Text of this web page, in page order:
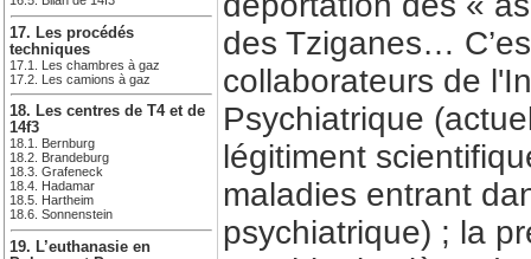
17. Les procédés
techniques
17.1. Les chambres à gaz
17.2. Les camions à gaz
18. Les centres de T4 et de
14f3
18.1. Bernburg
18.2. Brandeburg
18.3. Grafeneck
18.4. Hadamar
18.5. Hartheim
18.6. Sonnenstein
19. L’euthanasie en
des Tziganes…
collaborateurs de
Psychiatrique
légitiment
maladies entrant
psychiatrique) ; la